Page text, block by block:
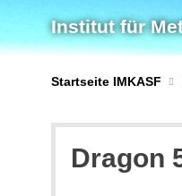
Institut für
Startseite IMKASF
Dragon